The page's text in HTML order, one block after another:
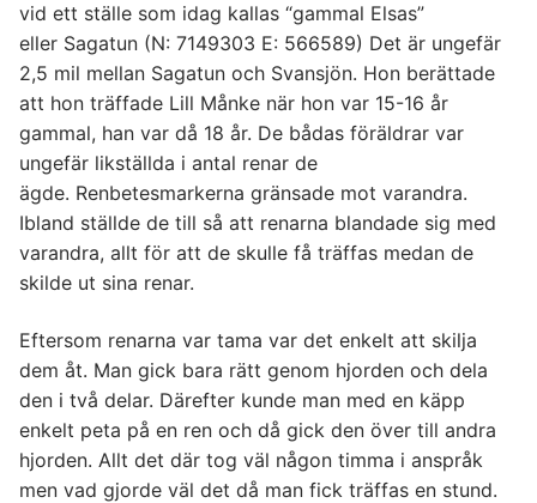
vid ett ställe som idag kallas “gammal Elsas”
eller Sagatun (N: 7149303 E: 566589) Det är ungefär
2,5 mil mellan Sagatun och Svansjön. Hon berättade
att hon träffade Lill Månke när hon var 15-16 år
gammal, han var då 18 år. De bådas föräldrar var
ungefär likställda i antal renar de
ägde. Renbetesmarkerna gränsade mot varandra.
Ibland ställde de till så att renarna blandade sig med
varandra, allt för att de skulle få träffas medan de
skilde ut sina renar.
Eftersom renarna var tama var det enkelt att skilja
dem åt. Man gick bara rätt genom hjorden och dela
den i två delar. Därefter kunde man med en käpp
enkelt peta på en ren och då gick den över till andra
hjorden. Allt det där tog väl någon timma i anspråk
men vad gjorde väl det då man fick träffas en stund.